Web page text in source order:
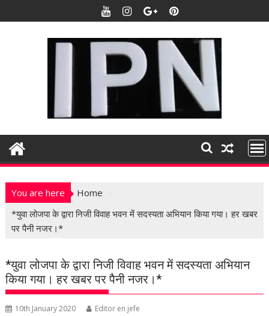
k
t
n
You are here
Home
*युवा लोजपा के द्वारा निजी विवाह भवन में सदस्यता अभियान किया गया। हर खबर
पर पैनी नजर।*
*युवा लोजपा के द्वारा निजी विवाह भवन में सदस्यता अभियान
किया गया। हर खबर पर पैनी नजर।*
10th January 2020 Editor en jefe